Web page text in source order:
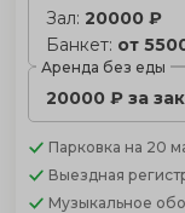
Зал: 20000 ₽
Банкет: от
Аренда без еды
20000 ₽ за
Парковка на 20
Выездная
Музыкальное